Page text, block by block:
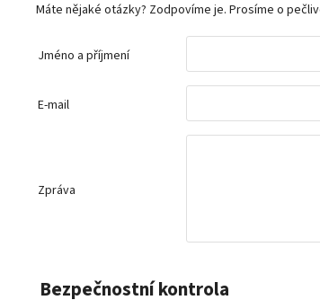
Máte nějaké otázky? Zodpovíme je. Prosíme o
Jméno a příjmení
E-mail
Zpráva
Bezpečnostní kontrola